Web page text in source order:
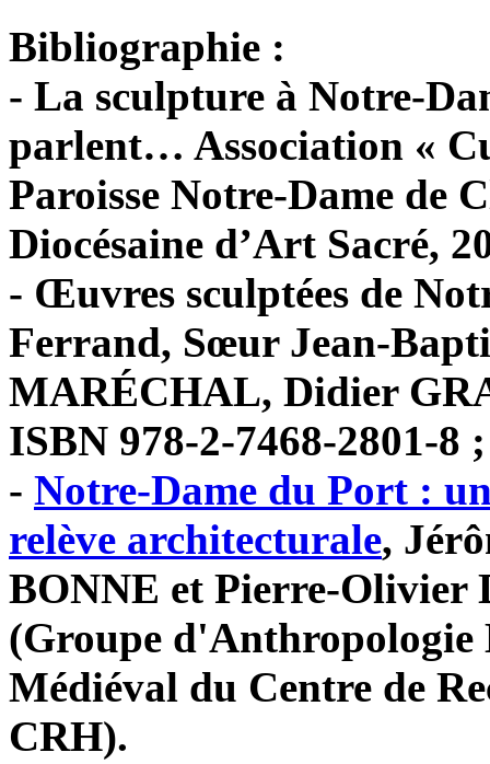
Bibliographie :
- La sculpture à Notre-
parlent… Association «
Paroisse Notre-Dame de
Diocésaine d’Art Sacré,
- Œuvres sculptées de
Ferrand, Sœur Jean-
MARÉCHAL, Didier
ISBN 978-2-7468-2801-8 ;
- Notre-Dame du Port :
relève architecturale,
BONNE et Pierre-
(Groupe
Médiéval du Centre de
CRH).